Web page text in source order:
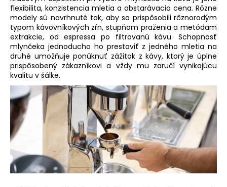
flexibilita, konzistencia mletia a obstarávacia cena. Rôzne
modely sú navrhnuté tak, aby sa prispôsobili rôznorodým
typom kávovníkových zŕn, stupňom praženia a metódam
extrakcie, od espressa po filtrovanú kávu. Schopnosť
mlynčeka jednoducho ho prestaviť z jedného mletia na
druhé umožňuje ponúknuť zážitok z kávy, ktorý je úplne
prispôsobený zákazníkovi a vždy mu zaručí vynikajúcu
kvalitu v šálke.
b
u
j
e
t
e
n
á
j
s
ť
?